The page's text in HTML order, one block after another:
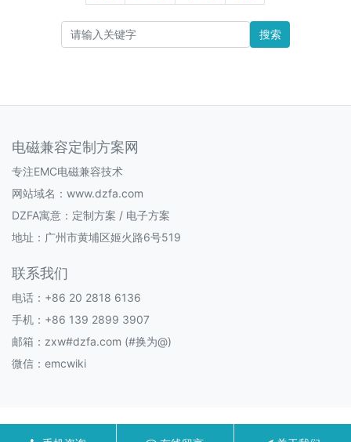
搜索
电磁兼容定制方案网
专注EMC电磁兼容技术
网站域名：www.dzfa.com
DZFA寓意：定制方案 / 电子方案
地址：广州市黄埔区姬火路6号519
联系我们
电话：+86 20 2818 6136
手机：+86 139 2899 3907
邮箱：zxw#dzfa.com (#换为@)
微信：emcwiki